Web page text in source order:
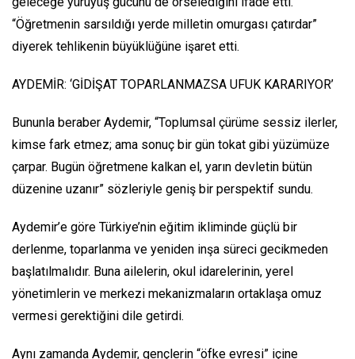
“Öğretmenin sarsıldığı yerde milletin omurgası çatırdar”
diyerek tehlikenin büyüklüğüne işaret etti.
AYDEMİR: ‘GİDİŞAT TOPARLANMAZSA UFUK KARARIYOR’
Bununla beraber Aydemir, “Toplumsal çürüme sessiz ilerler,
kimse fark etmez; ama sonuç bir gün tokat gibi yüzümüze
çarpar. Bugün öğretmene kalkan el, yarın devletin bütün
düzenine uzanır” sözleriyle geniş bir perspektif sundu.
Aydemir’e göre Türkiye’nin eğitim ikliminde güçlü bir
derlenme, toparlanma ve yeniden inşa süreci gecikmeden
başlatılmalıdır. Buna ailelerin, okul idarelerinin, yerel
yönetimlerin ve merkezi mekanizmaların ortaklaşa omuz
vermesi gerektiğini dile getirdi.
Aynı zamanda Aydemir, gençlerin “öfke evresi” içine